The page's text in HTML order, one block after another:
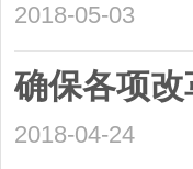
2018-05-03
确保各项
2018-04-24